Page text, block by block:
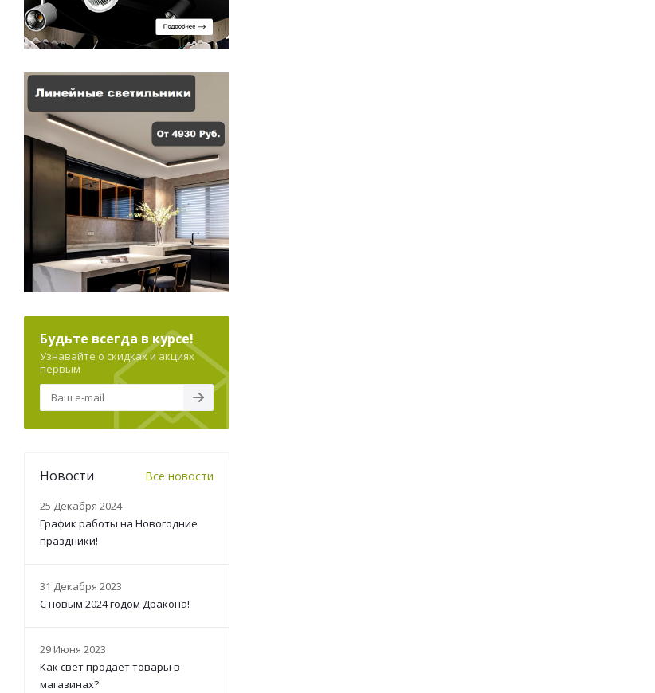
Будьте всегда в курсе!
Узнавайте о скидках и акциях
первым
Новости Все новости
25 Декабря 2024
График работы на Новогодние
праздники!
31 Декабря 2023
С новым 2024 годом Дракона!
29 Июня 2023
Как свет продает товары в
магазинах?